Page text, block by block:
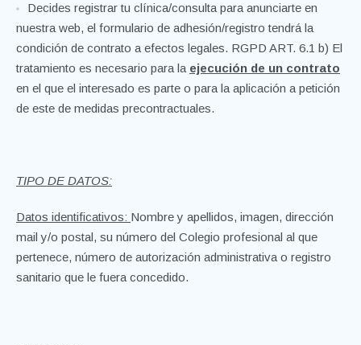
Decides registrar tu clínica/consulta para anunciarte en
nuestra web, el formulario de adhesión/registro tendrá la
condición de contrato a efectos legales. RGPD ART. 6.1 b) El
tratamiento es necesario para la ejecución de un contrato
en el que el interesado es parte o para la aplicación a petición
de este de medidas precontractuales.
TIPO DE DATOS:
Datos identificativos: Nombre y apellidos, imagen, dirección
mail y/o postal, su número del Colegio profesional al que
pertenece, número de autorización administrativa o registro
sanitario que le fuera concedido.